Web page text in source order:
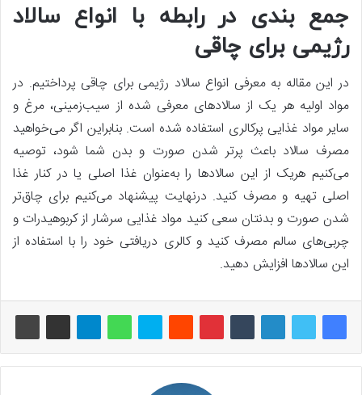
جمع بندی در رابطه با انواع سالاد
رژیمی برای چاقی
در این مقاله به معرفی انواع سالاد رژیمی برای چاقی پرداختیم. در
مواد اولیه هر یک از سالادهای معرفی شده از سیب‌زمینی، مرغ و
سایر مواد غذایی پرکالری استفاده‌ شده است. بنابراین اگر می‌خواهید
مصرف سالاد باعث پرتر شدن صورت و بدن شما شود، توصیه
می‌کنیم هریک از این سالادها را به‌عنوان غذا اصلی یا در کنار غذا
اصلی تهیه و مصرف کنید. درنهایت پیشنهاد می‌کنیم برای چاق‌تر
شدن صورت و بدنتان سعی کنید مواد غذایی سرشار از کربوهیدرات و
چربی‌های سالم مصرف کنید و کالری دریافتی خود را با استفاده از
این سالادها افزایش دهید.